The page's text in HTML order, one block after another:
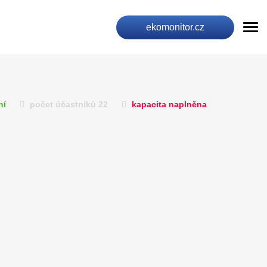
ekomonitor.cz
počet účastníků 22 kapacita naplněna